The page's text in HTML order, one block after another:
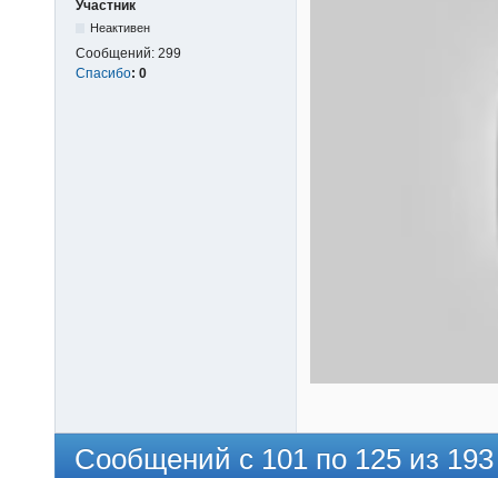
Участник
Неактивен
Сообщений: 299
Спасибо: 0
Сообщений с 101 по 125 из 193